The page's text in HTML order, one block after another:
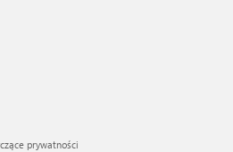
prywatności